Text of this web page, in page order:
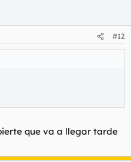
#12
que va a llegar tarde